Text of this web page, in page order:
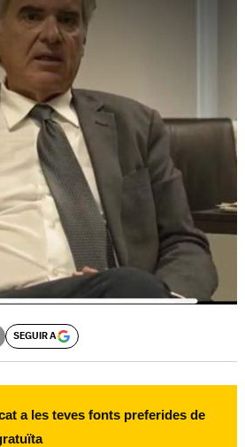
SEGUIR A
a les teves fonts preferides de